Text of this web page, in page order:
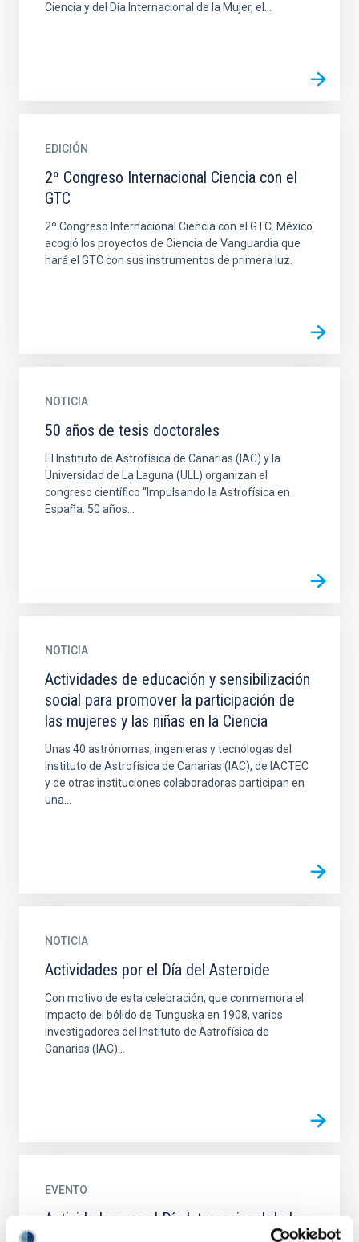
Ciencia y del Día Internacional de la Mujer, el...
EDICIÓN
2º Congreso Internacional Ciencia con el
GTC
2º Congreso Internacional Ciencia con el GTC. México
acogió los proyectos de Ciencia de Vanguardia que
hará el GTC con sus instrumentos de primera luz.
NOTICIA
50 años de tesis doctorales
El Instituto de Astrofísica de Canarias (IAC) y la
Universidad de La Laguna (ULL) organizan el
congreso científico “Impulsando la Astrofísica en
España: 50 años...
NOTICIA
Actividades de educación y sensibilización
social para promover la participación de
las mujeres y las niñas en la Ciencia
Unas 40 astrónomas, ingenieras y tecnólogas del
Instituto de Astrofísica de Canarias (IAC), de IACTEC
y de otras instituciones colaboradoras participan en
una...
NOTICIA
Actividades por el Día del Asteroide
Con motivo de esta celebración, que conmemora el
impacto del bólido de Tunguska en 1908, varios
investigadores del Instituto de Astrofísica de
Canarias (IAC)...
EVENTO
Actividades por el Día Internacional de la